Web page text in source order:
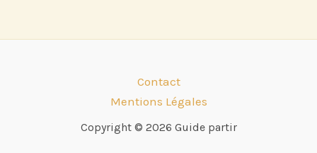
Contact
Mentions Légales
Copyright © 2026 Guide partir